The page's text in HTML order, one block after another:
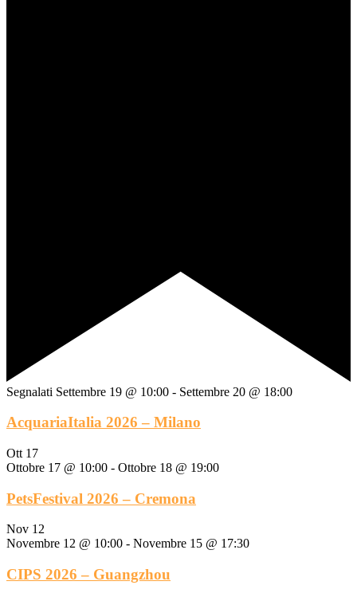
Segnalati Settembre 19 @ 10:00 - Settembre 20 @ 18:00
AcquariaItalia 2026 – Milano
Ott 17
Ottobre 17 @ 10:00 - Ottobre 18 @ 19:00
PetsFestival 2026 – Cremona
Nov 12
Novembre 12 @ 10:00 - Novembre 15 @ 17:30
CIPS 2026 – Guangzhou